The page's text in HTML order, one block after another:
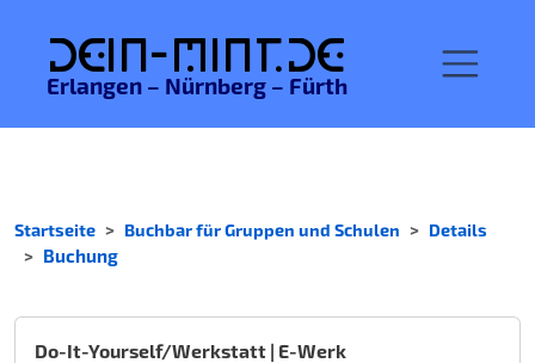
Dein-MINT.de
Erlangen – Nürnberg – Fürth
Startseite Buchbar für Gruppen und Schulen
Details
Buchung
Do-It-Yourself/Werkstatt | E-Werk